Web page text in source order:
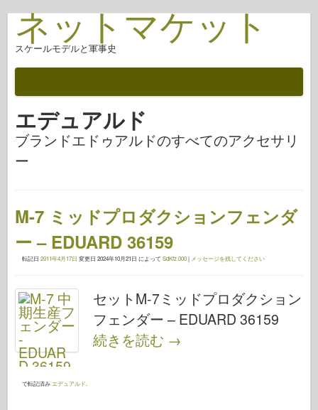
ネットマケット
スケールモデルと軍事史
エデュアルド
ブランドエドゥアルドのすべてのアクセサリ
ー
M-7 ミッドプロダクションフェンダ
ー – EDUARD 36159
転記日 2011年4月17日 変更日 2024年10月21日 によって SdKfz.000| メッセージを残してください
セットM-7ミッドプロダクション
フェンダー – EDUARD 36159
続きを読む →
で転記済み エデュアルド